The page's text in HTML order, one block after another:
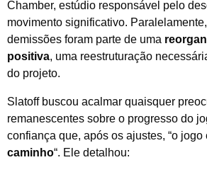
Chamber, estúdio responsável pelo
movimento significativo.
demissões foram parte de uma
positiva, uma reestruturação
do projeto.
Slatoff buscou acalmar quaisquer
remanescentes sobre o progresso do
confiança que, após os ajustes, “o jogo
caminho“. Ele detalhou: